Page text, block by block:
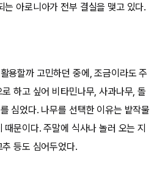
아로니아가 전부 결실을 맺고 있다.
용할까 고민하던 중에, 조금이라도 주
하고 싶어 비타민나무, 사과나무, 돌
심었다. 나무를 선택한 이유는 밭작물
때문이다. 주말에 식사나 놀러 오는 지
등도 심어두었다.